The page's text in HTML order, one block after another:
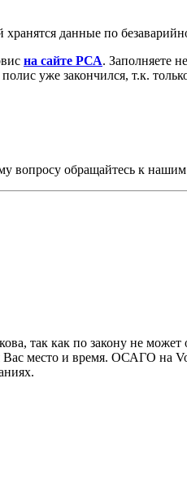
данные по
на сайте РСА. Заполняете
полис уже закончился, т.к.
вопросу обращайтесь к
так как по закону не
Вас место и время. ОСАГО